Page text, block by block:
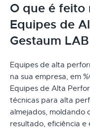
O que é feito
Equipes de
Gestaum LAB
Equipes de alta
na sua empresa, em
Equipes de Alta
técnicas para alta
almejados, moldando
resultado, eficiência e